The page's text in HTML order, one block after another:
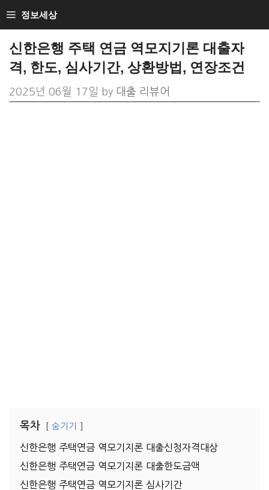
Skip
to
content
정보세상
신한은행 주택 연금 역모지기론 대출자
격, 한도, 심사기간, 상환방법, 연장조건
2025년 06월 17일 by 대출 리뷰어
목차 숨기기
신한은행 주택연금 역모기지론 대출신청자격대상
신한은행 주택연금 역모기지론 대출한도금액
신한은행 주택연금 역모기지론 심사기간